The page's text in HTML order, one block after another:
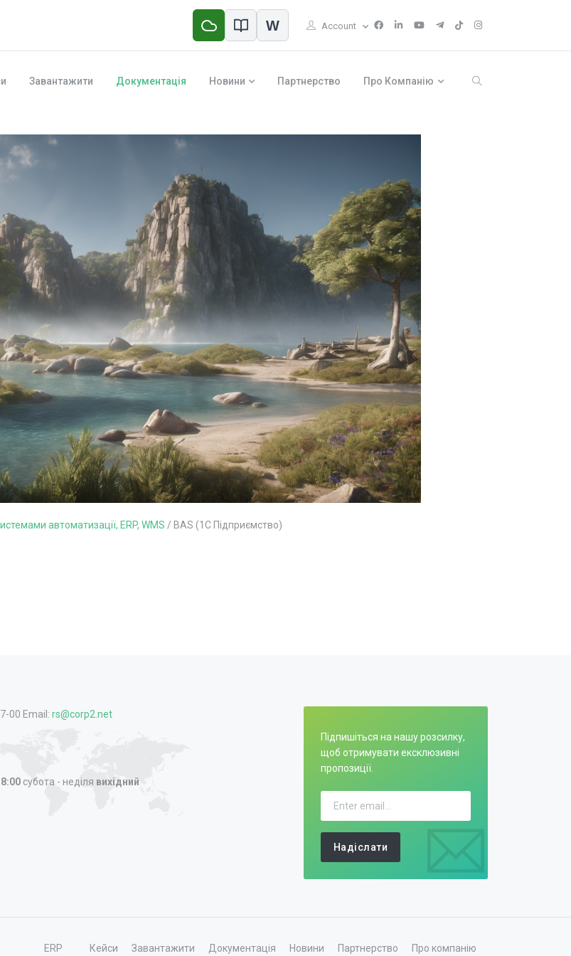
W Account
Завантажити Документація Новини Партнерство Про Компанію
автоматизації, ERP, WMS / BAS (1С Підприємство)
00 Email: rs@corp2.net
субота - неділя вихідний
Підпишіться на нашу розсилку,
щоб отримувати ексклюзивні
пропозиції.
Надіслати
ERP Кейси Завантажити Документація Новини Партнерство Про компанію